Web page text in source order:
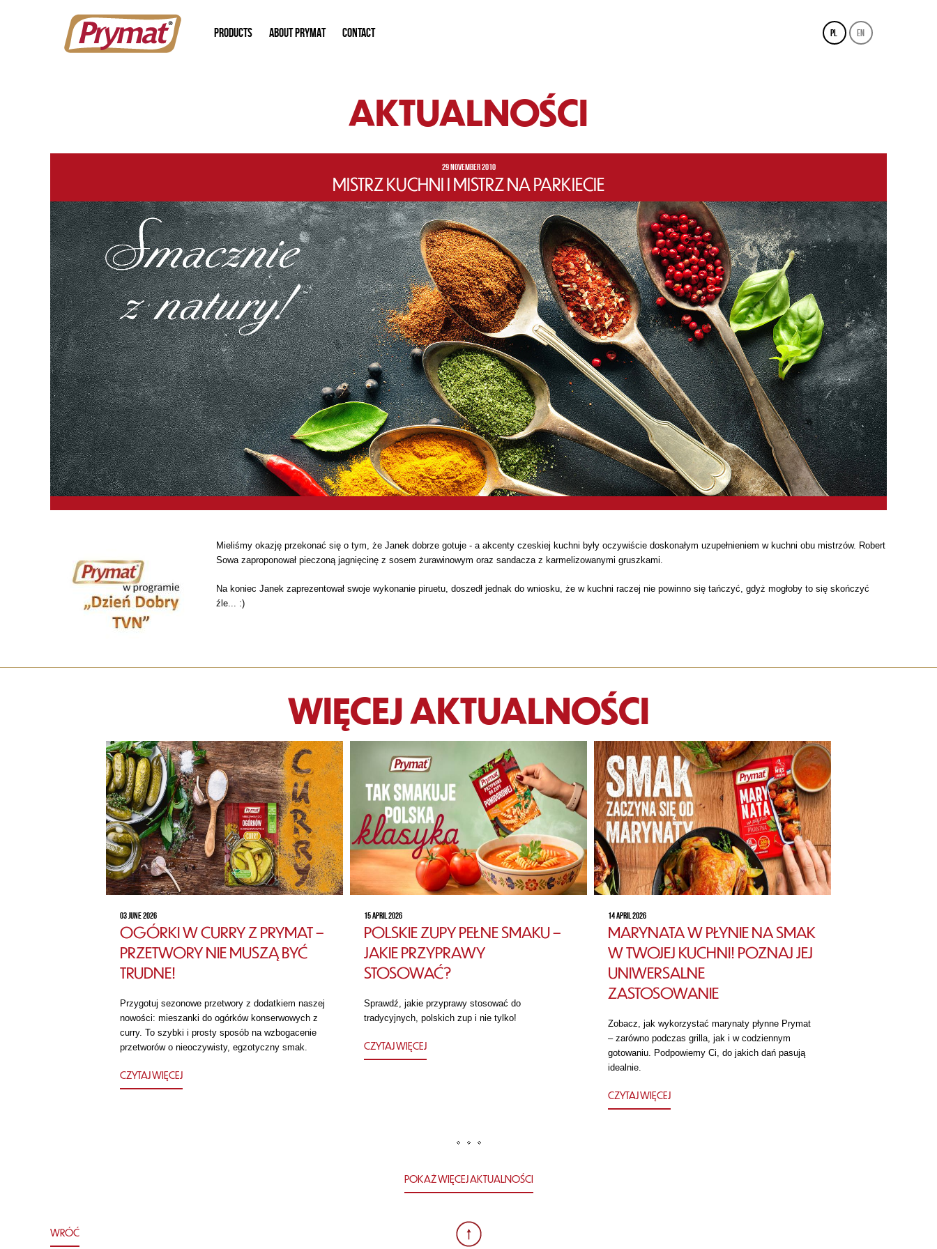
pl en
PRODUCTS ABOUT PRYMAT CONTACT
AKTUALNOŚCI
29 NOVEMBER 2010
MISTRZ KUCHNI I MISTRZ NA PARKIECIE
Mieliśmy okazję przekonać się o tym, że Janek dobrze gotuje - a akcenty czeskiej kuchni były oczywiście doskonałym uzupełnieniem w kuchni obu mistrzów. Robert
Sowa zaproponował pieczoną jagnięcinę z sosem żurawinowym oraz sandacza z karmelizowanymi gruszkami.
Na koniec Janek zaprezentował swoje wykonanie piruetu, doszedł jednak do wniosku, że w kuchni raczej nie powinno się tańczyć, gdyż mogłoby to się skończyć
źle... :)
WIĘCEJ AKTUALNOŚCI
03 JUNE 2026
OGÓRKI W CURRY Z PRYMAT –
PRZETWORY NIE MUSZĄ BYĆ
TRUDNE!
Przygotuj sezonowe przetwory z dodatkiem naszej
nowości: mieszanki do ogórków konserwowych z
curry. To szybki i prosty sposób na wzbogacenie
przetworów o nieoczywisty, egzotyczny smak.
CZYTAJ WIĘCEJ
15 APRIL 2026
POLSKIE ZUPY PEŁNE SMAKU –
JAKIE PRZYPRAWY
STOSOWAĆ?
Sprawdź, jakie przyprawy stosować do
tradycyjnych, polskich zup i nie tylko!
CZYTAJ WIĘCEJ
14 APRIL 2026
MARYNATA W PŁYNIE NA SMAK
W TWOJEJ KUCHNI! POZNAJ JEJ
UNIWERSALNE
ZASTOSOWANIE
Zobacz, jak wykorzystać marynaty płynne Prymat
– zarówno podczas grilla, jak i w codziennym
gotowaniu. Podpowiemy Ci, do jakich dań pasują
idealnie.
CZYTAJ WIĘCEJ
POKAŻ WIĘCEJ AKTUALNOŚCI
WRÓĆ